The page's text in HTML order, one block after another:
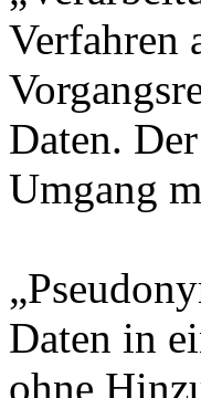
Verfahren
Daten.
Umgang
Daten in
ohne